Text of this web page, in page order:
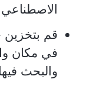
الاصطناعي
قم بتخزين
في مكان
والبحث فيها